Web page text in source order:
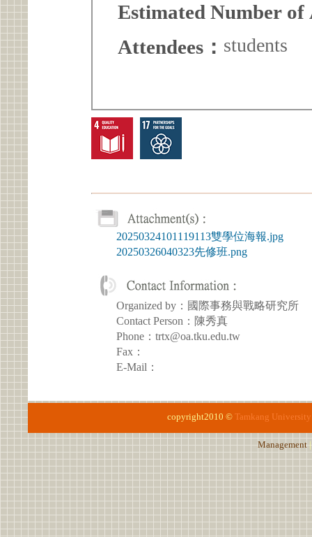
Estimated Number of
Attendees： students
20250324101119113雙學位海報.jpg
20250326040323先修班.png
Organized by：國際事務與戰略研究所
Contact Person：陳秀真
Phone：trtx@oa.tku.edu.tw
Fax：
E-Mail：
copyright2010 © Tamkang University
Management